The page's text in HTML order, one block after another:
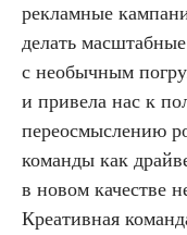
рекламные
делать
с необычным
и привела нас к
переосмыслению
команды как
в новом качестве
Креативная